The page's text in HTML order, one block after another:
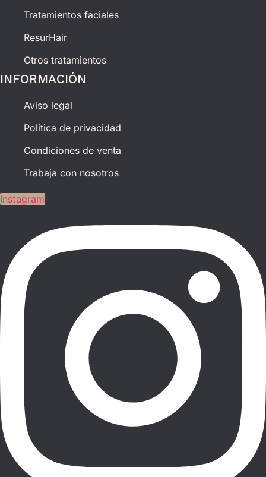
Tratamientos faciales
ResurHair
Otros tratamientos
INFORMACIÓN
Aviso legal
Política de privacidad
Condiciones de venta
Trabaja con nosotros
Instagram